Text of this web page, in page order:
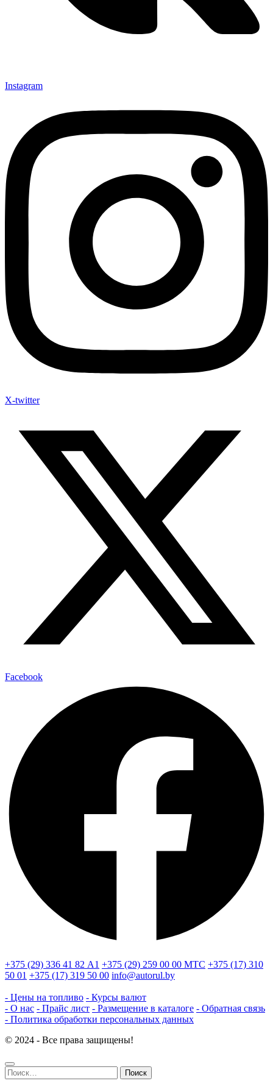
Instagram
X-twitter
Facebook
+375 (29) 336 41 82 А1 +375 (29) 259 00 00 МТС +375 (17) 310
50 01 +375 (17) 319 50 00 info@autorul.by
- Цены на топливо - Курсы валют
- О нас - Прайс лист - Размещение в каталоге - Обратная связь
- Политика обработки персональных данных
© 2024 - Все права защищены!
Найти: